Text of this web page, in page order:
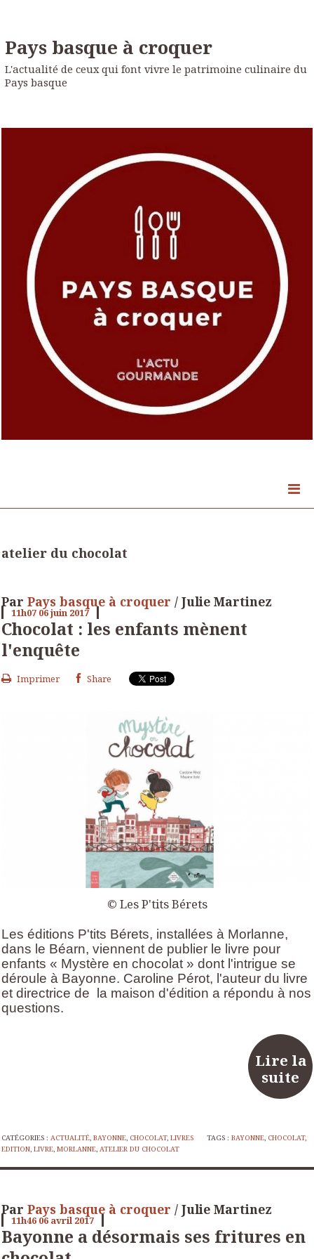
Pays basque à croquer
L'actualité de ceux qui font vivre le patrimoine culinaire du
Pays basque
atelier du chocolat
Par Pays basque à croquer / Julie Martinez
11h07 06juin 2017
Chocolat : les enfants mènent
l'enquête
Imprimer Share
© Les P'tits Bérets
Les éditions P'tits Bérets, installées à Morlanne,
dans le Béarn, viennent de publier le livre pour
enfants « Mystère en chocolat » dont l'intrigue se
déroule à Bayonne. Caroline Pérot, l'auteur du livre
et directrice de la maison d'édition a répondu à nos
questions.
Lire la
suite
CATÉGORIES : ACTUALITÉ, BAYONNE, CHOCOLAT, LIVRES TAGS :BAYONNE, CHOCOLAT,
EDITION, LIVRE, MORLANNE, ATELIER DU CHOCOLAT
Par Pays basque à croquer / Julie Martinez
11h46 06 avril 2017
Bayonne a désormais ses fritures en